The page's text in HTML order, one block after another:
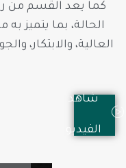
كما يعد القسم من
الحالة، بما يتميز به
العالية، والابتكار،
شاهد
الفيديو